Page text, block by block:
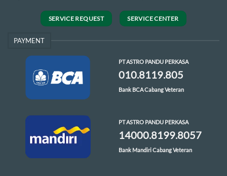
SERVICE REQUEST SERVICE CENTER
PAYMENT
PT ASTRO PANDU PERKASA
010.8119.805
Bank BCA Cabang Veteran
PT ASTRO PANDU PERKASA
14000.8199.8057
Bank Mandiri Cabang Veteran